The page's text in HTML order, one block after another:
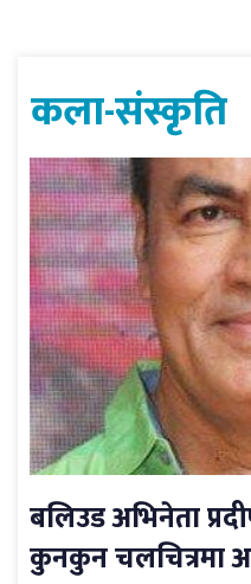
कला-संस्कृति
बलिउड अभिनेता
कुनकुन चलचित्रमा